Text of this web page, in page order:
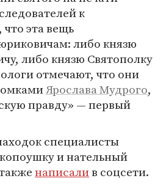
к
эта вещь
либо князю
либо князю Святополку
отмечают, что они
Ярослава Мудрого,
правду» — первый
специалисты
и нательный
написалив соцсети.